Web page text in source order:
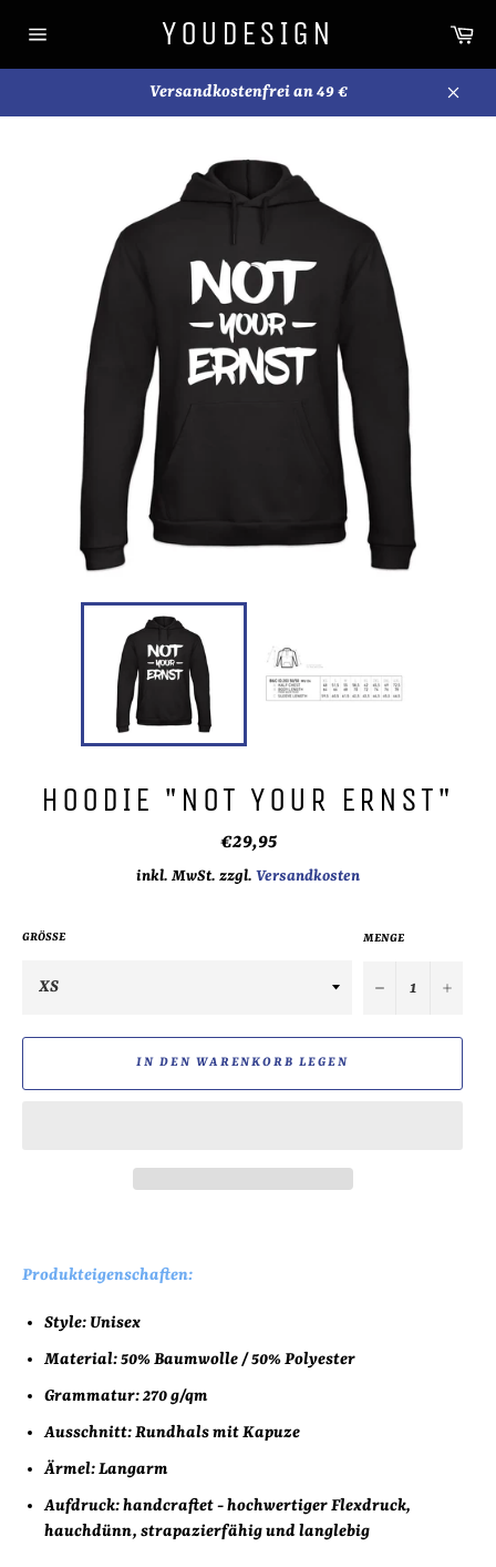
zum
YOUDESIGN
Versandkostenfrei an 49 €
HOODIE "NOT YOUR ERNST"
Normaler
€29,95
inkl. MwSt. zzgl. Versandkosten
GRÖSSE MENGE
− +
IN DEN WARENKORB LEGEN
Produkteigenschaften:
Style: Unisex
Material: 50% Baumwolle / 50% Polyester
Grammatur: 270 g/qm
Ausschnitt: Rundhals mit Kapuze
Ärmel: Langarm
Aufdruck:handcraftet - hochwertiger Flexdruck,
hauchdünn, strapazierfähig und langlebig